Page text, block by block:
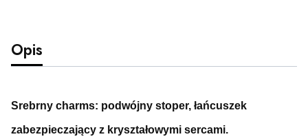
Opis
Srebrny charms: podwójny stoper, łańcuszek
zabezpieczający z kryształowymi sercami.